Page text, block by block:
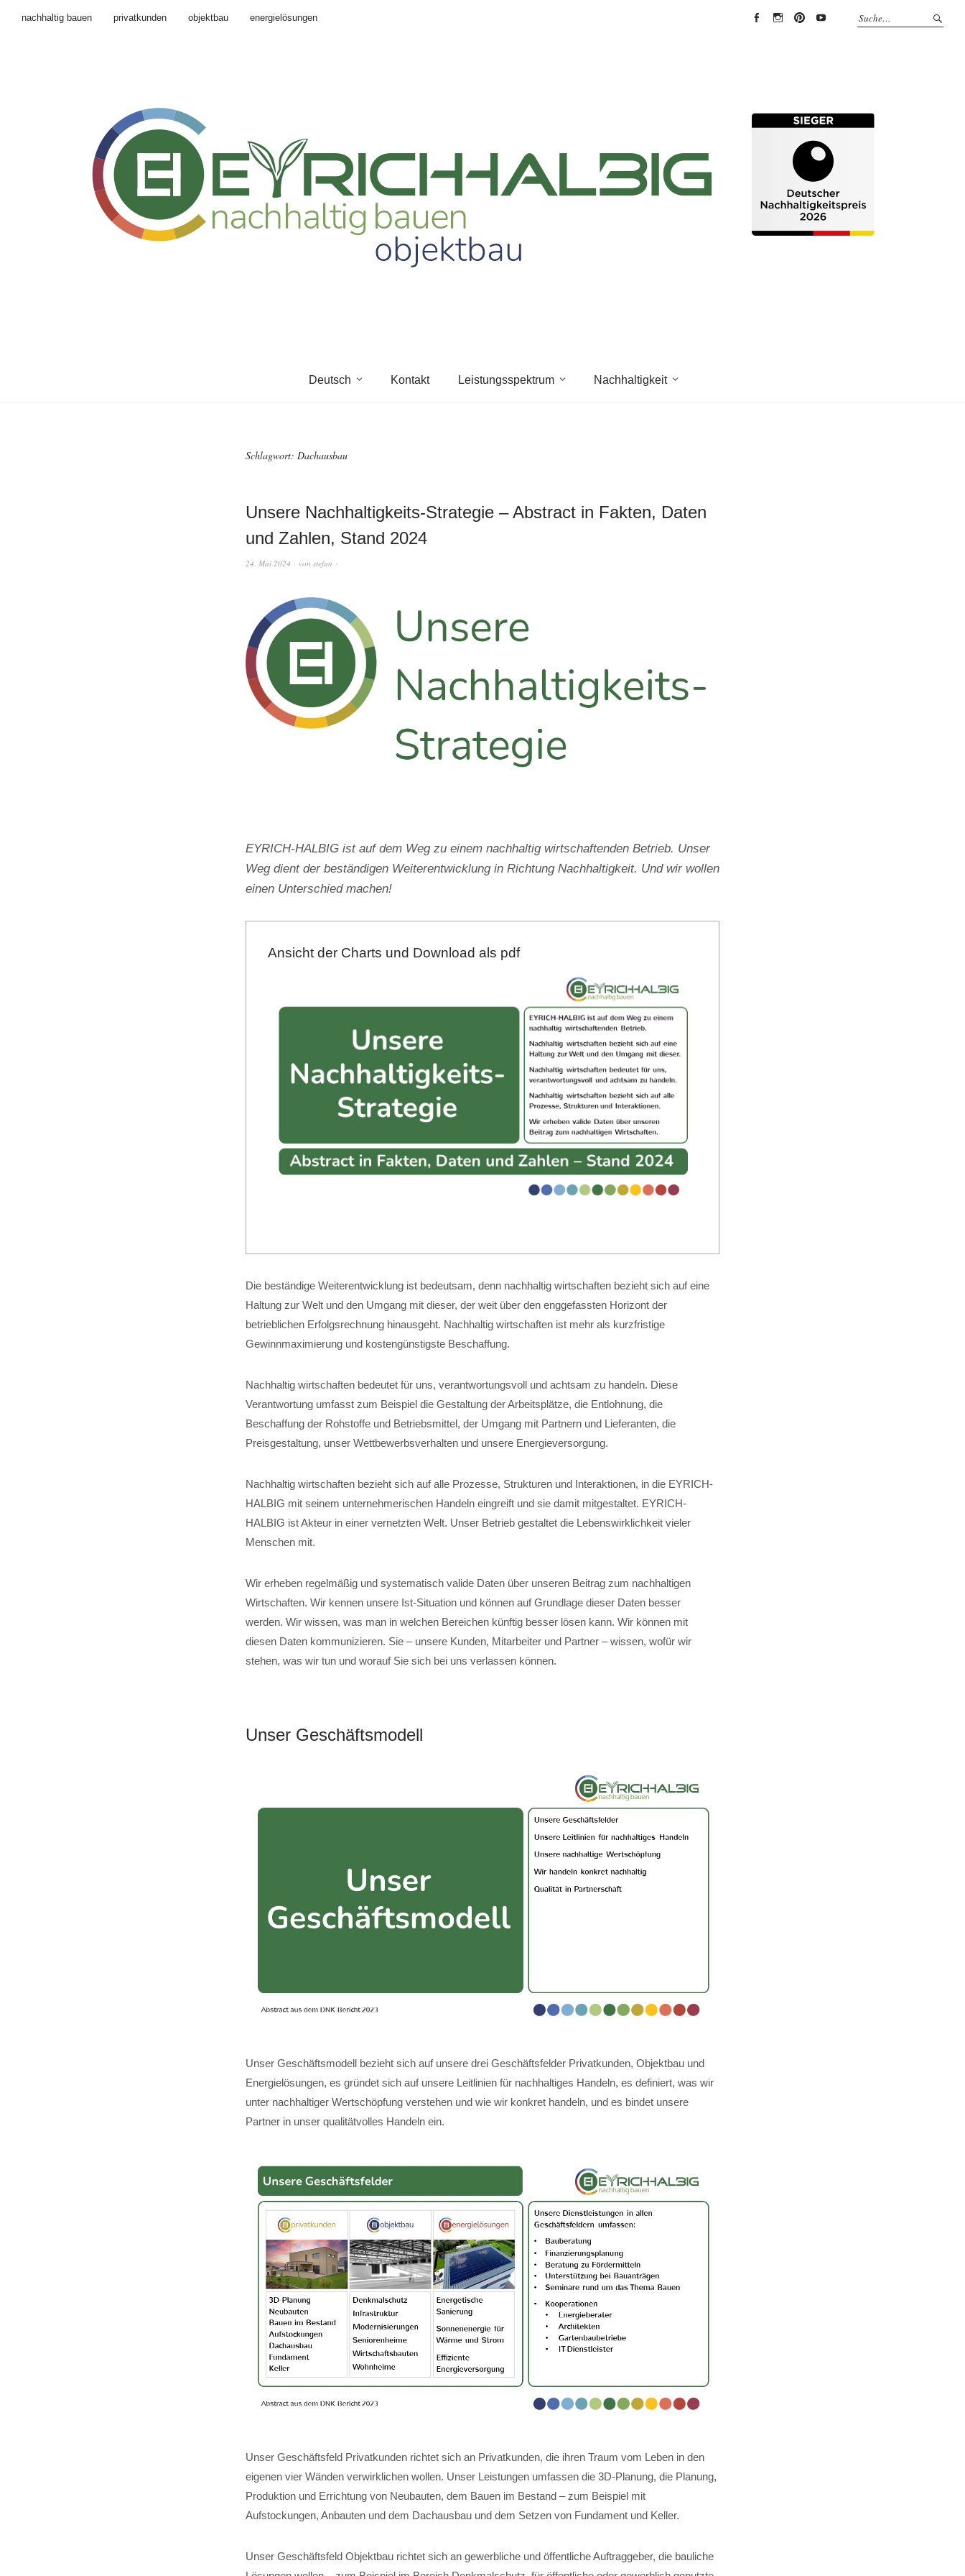
nachhaltig bauen privatkunden objektbau
energielösungen
Deutsch Kontakt Leistungsspektrum Nachhaltigkeit
Schlagwort: Dachausbau
Unsere Nachhaltigkeits-Strategie – Abstract in Fakten, Daten
und Zahlen, Stand 2024
24. Mai 2024 von stefan
EYRICH-HALBIG ist auf dem Weg zu einem nachhaltig wirtschaftenden Betrieb. Unser
Weg dient der beständigen Weiterentwicklung in Richtung Nachhaltigkeit. Und wir wollen
einen Unterschied machen!
Ansicht der Charts und Download als pdf
Die beständige Weiterentwicklung ist bedeutsam, denn nachhaltig wirtschaften bezieht sich auf eine
Haltung zur Welt und den Umgang mit dieser, der weit über den enggefassten Horizont der
betrieblichen Erfolgsrechnung hinausgeht. Nachhaltig wirtschaften ist mehr als kurzfristige
Gewinnmaximierung und kostengünstigste Beschaffung.
Nachhaltig wirtschaften bedeutet für uns, verantwortungsvoll und achtsam zu handeln. Diese
Verantwortung umfasst zum Beispiel die Gestaltung der Arbeitsplätze, die Entlohnung, die
Beschaffung der Rohstoffe und Betriebsmittel, der Umgang mit Partnern und Lieferanten, die
Preisgestaltung, unser Wettbewerbsverhalten und unsere Energieversorgung.
Nachhaltig wirtschaften bezieht sich auf alle Prozesse, Strukturen und Interaktionen, in die EYRICH-
HALBIG mit seinem unternehmerischen Handeln eingreift und sie damit mitgestaltet. EYRICH-
HALBIG ist Akteur in einer vernetzten Welt. Unser Betrieb gestaltet die Lebenswirklichkeit vieler
Menschen mit.
Wir erheben regelmäßig und systematisch valide Daten über unseren Beitrag zum nachhaltigen
Wirtschaften. Wir kennen unsere Ist-Situation und können auf Grundlage dieser Daten besser
werden. Wir wissen, was man in welchen Bereichen künftig besser lösen kann. Wir können mit
diesen Daten kommunizieren. Sie – unsere Kunden, Mitarbeiter und Partner – wissen, wofür wir
stehen, was wir tun und worauf Sie sich bei uns verlassen können.
Unser Geschäftsmodell
Unser Geschäftsmodell bezieht sich auf unsere drei Geschäftsfelder Privatkunden, Objektbau und
Energielösungen, es gründet sich auf unsere Leitlinien für nachhaltiges Handeln, es definiert, was wir
unter nachhaltiger Wertschöpfung verstehen und wie wir konkret handeln, und es bindet unsere
Partner in unser qualitätvolles Handeln ein.
Unser Geschäftsfeld Privatkunden richtet sich an Privatkunden, die ihren Traum vom Leben in den
eigenen vier Wänden verwirklichen wollen. Unser Leistungen umfassen die 3D-Planung, die Planung,
Produktion und Errichtung von Neubauten, dem Bauen im Bestand – zum Beispiel mit
Aufstockungen, Anbauten und dem Dachausbau und dem Setzen von Fundament und Keller.
Unser Geschäftsfeld Objektbau richtet sich an gewerbliche und öffentliche Auftraggeber, die bauliche